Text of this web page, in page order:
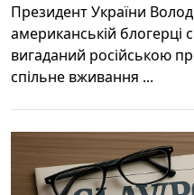
Президент України
американській блогерці
вигаданий російською
спільне вживання ...